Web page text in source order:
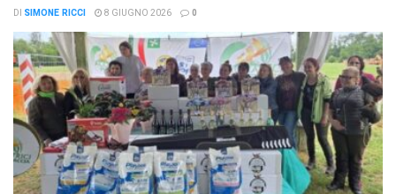
DI SIMONE RICCI 8 GIUGNO 2026 0